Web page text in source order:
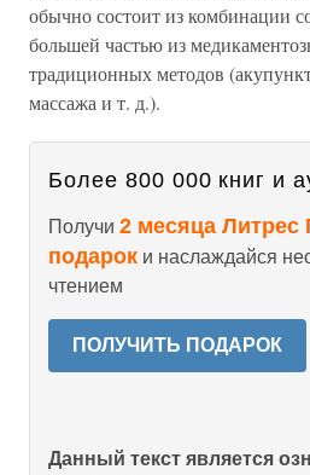
обычно состоит из комбинации
большей частью из
традиционных методов
массажа и т. д.).
Более 800 000 книг и
Получи 2 месяца Литрес
подарок и наслаждайся
чтением
ПОЛУЧИТЬ ПОДАРОК
Данный текст является